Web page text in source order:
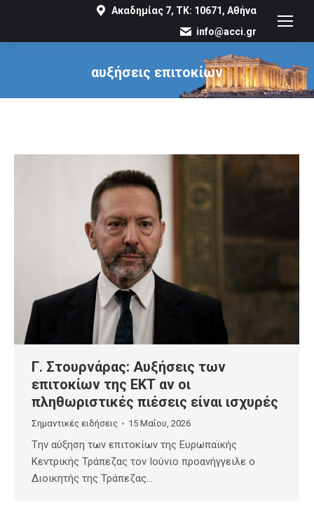
Ακαδημίας 7, ΤΚ: 10671, Αθήνα
info@acci.gr
αυξήσεις επιτοκίων
You are here:
Γ. Στουρνάρας: Αυξήσεις των
επιτοκίων της ΕΚΤ αν οι
πληθωριστικές πιέσεις είναι ισχυρές
Σημαντικές ειδήσεις 15 Μαΐου, 2026
Tην αύξηση των επιτοκίων της Ευρωπαϊκής
Κεντρικής Τράπεζας τον Ιούνιο προανήγγειλε ο
Διοικητής της Τράπεζας…